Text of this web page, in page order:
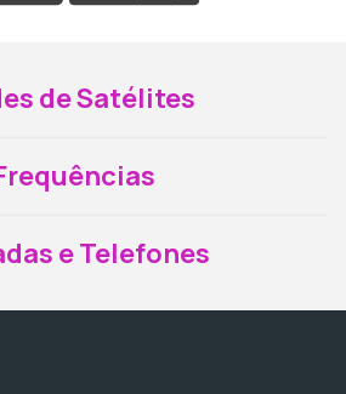
de Satélites
e Telefones